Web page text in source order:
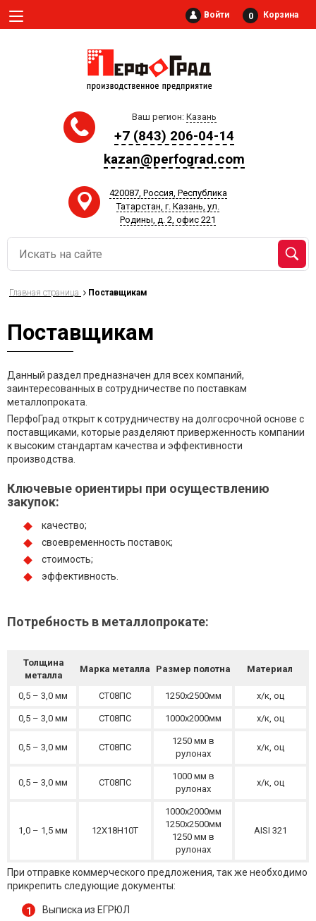
Войти 0 Корзина
Ваш регион: Казань
+7 (843) 206-04-14
kazan@perfograd.com
420087, Россия, Республика
Татарстан, г. Казань, ул.
Родины, д. 2, офис 221
Главная страница Поставщикам
Поставщикам
Данный раздел предназначен для всех компаний,
заинтересованных в сотрудничестве по поставкам
металлопроката.
ПерфоГрад открыт к сотрудничеству на долгосрочной основе с
поставщиками, которые разделяют приверженность компании
к высоким стандартам качества и эффективности
производства.
Ключевые ориентиры при осуществлению
закупок:
качество;
своевременность поставок;
стоимость;
эффективность.
Потребность в металлопрокате:
Толщина
металла
Марка металла Размер полотна Материал
0,5 – 3,0 мм СТ08ПС 1250х2500мм х/к, оц
0,5 – 3,0 мм СТ08ПС 1000х2000мм х/к, оц
0,5 – 3,0 мм СТ08ПС
1250 мм в
рулонах
х/к, оц
0,5 – 3,0 мм СТ08ПС
1000 мм в
рулонах
х/к, оц
1,0 – 1,5 мм 12X18H10T
1000х2000мм
1250х2500мм
1250 мм в
рулонах
AISI 321
При отправке коммерческого предложения, так же необходимо
прикрепить следующие документы:
Выписка из ЕГРЮЛ